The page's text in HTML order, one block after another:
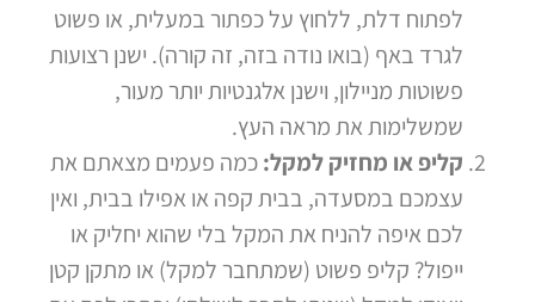
לפתוח דלת, ללחוץ על כפתור במעלית, או פשוט
לגרד באף (בואו נודה בזה, זה קורה). ישנן רצועות
פשוטות מניילון, וישנן אלגנטיות יותר מעור,
שמשלימות את מראה העץ.
קליפ או מחזיק למקל:כמה פעמים מצאתם את
עצמכם במסעדה, בבית קפה או אפילו בבית, ואין
לכם איפה להניח את המקל בלי שהוא יחליק או
ייפול? קליפ פשוט (שמתחבר למקל) או מתקן קטן